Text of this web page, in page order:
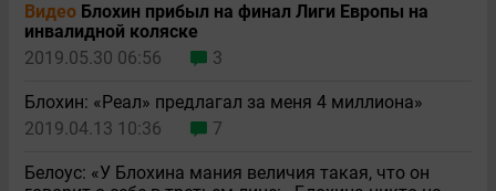
Видео Блохин прибыл на финал Лиги Европы на
инвалидной коляске
2019.05.30 06:56
3
Блохин: «Реал» предлагал за меня 4 миллиона»
2019.04.13 10:36
7
Белоус: «У Блохина мания величия такая, что он